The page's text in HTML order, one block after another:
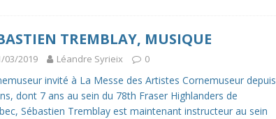
TREMBLAY, MUSIQUE
03/2019 Léandre Syrieix 0
invité à La Messe des Artistes Cornemuseur depuis
dont 7 ans au sein du 78th Fraser Highlanders de
Sébastien Tremblay est maintenant instructeur au sein